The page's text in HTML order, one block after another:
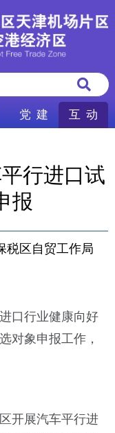
党 建 互 动
行进口试
报
税区自贸工作局
口行业健康向好
对象申报工作，
开展汽车平行进